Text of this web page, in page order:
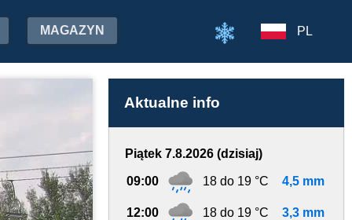
MAGAZYN PL
Aktualne info
Piątek 7.8.2026 (dzisiaj)
09:00 18 do 19 °C 4,5 mm
12:00 18 do 19 °C 3,3 mm